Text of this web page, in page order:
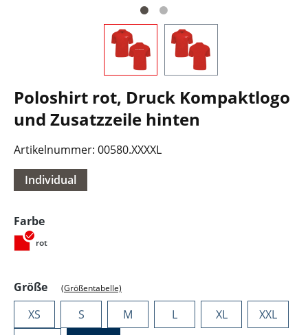
Poloshirt rot, Druck Kompaktlogo
und Zusatzzeile hinten
Artikelnummer: 00580.XXXXL
Individual
Farbeauswählen
rot
Größeauswählen
(Größentabelle)
XS S M L XL
XXL